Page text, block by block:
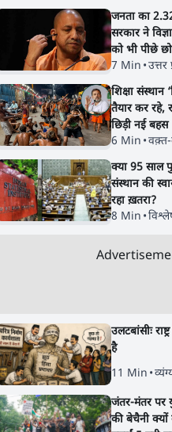
जनता का 2.32
सरकार ने
को भी पीछे
7 Min •उत्तर
शिक्षा संस्थान
तैयार कर रहे,
छिड़ी नई बहस
6 Min •
क्या 95 साल
संस्थान की
रहा ख़तरा?
8 Min •
उलटबांसीः
है
11 Min •
जंतर-मंतर पर
की बेचैनी क्यों